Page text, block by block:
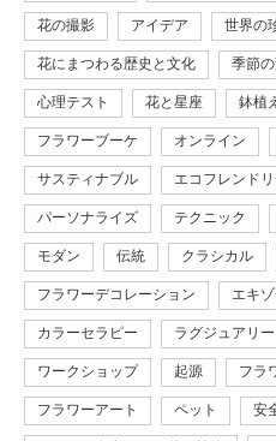
花の撮影 アイデア 世界の
花にまつわる歴史と文化 季節の
心理テスト 花と星座 鉢植え
フラワーブーケ オンライン
サスティナブル エコフレンドリ
パーソナライズ テクニック
モダン 伝統 クラシカル
フラワーデコレーション エキ
カラーセラピー ラグジュアリー
ワークショップ 起源 フラ
フラワーアート ペット 安